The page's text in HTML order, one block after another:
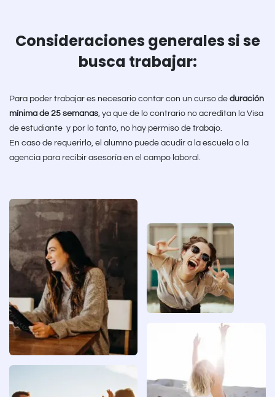
Consideraciones generales si se
busca trabajar:
Para poder trabajar es necesario contar con un curso de duración
mínima de 25 semanas, ya que de lo contrario no acreditan la Visa
de estudiante y por lo tanto, no hay permiso de trabajo.
En caso de requerirlo, el alumno puede acudir a la escuela o la
agencia para recibir asesoría en el campo laboral.